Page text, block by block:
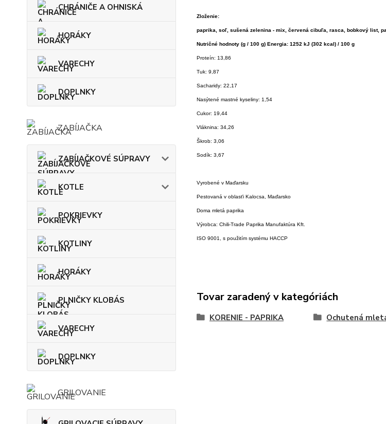
CHRÁNIČE A OHNISKÁ
HORÁKY
VARECHY
DOPLNKY
ZABÍJAČKA
ZABÍJAČKOVÉ SÚPRAVY
KOTLE
POKRIEVKY
KOTLINY
HORÁKY
PLNIČKY KLOBÁS
VARECHY
DOPLNKY
GRILOVANIE
Zloženie:
paprika, soľ, sušená zelenina - mix, červená cibuľa, rasca, bobkový list,
Nutričné hodnoty (g / 100 g) Energia: 1252 kJ (302 kcal) / 100 g
Proteín: 13,86
Tuk: 9,87
Sacharidy: 22,17
Nasýtené mastné kyseliny: 1,54
Cukor: 19,44
Vláknina: 34,26
Škrob: 3,06
Sodík: 3,67
Vyrobené v Maďarsku
Pestovaná v oblasťi Kalocsa, Maďarsko
Doma mletá paprika
Výrobca: Chili-Trade Paprika Manufaktúra Kft.
ISO 9001, s použitím systému HACCP
Tovar zaradený v kategóriách
KORENIE - PAPRIKA Ochutená